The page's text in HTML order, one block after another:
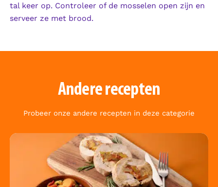
tal keer op. Controleer of de mosselen open zijn en
serveer ze met brood.
Andere recepten
Probeer onze andere recepten in deze categorie